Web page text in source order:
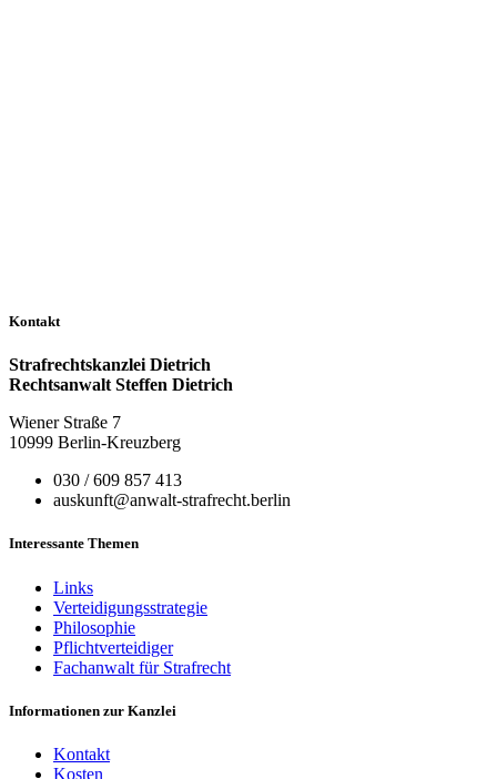
Kontakt
Strafrechtskanzlei Dietrich
Rechtsanwalt Steffen Dietrich
Wiener Straße 7
10999 Berlin-Kreuzberg
030 / 609 857 413
auskunft@anwalt-strafrecht.berlin
Interessante Themen
Links
Verteidigungsstrategie
Philosophie
Pflichtverteidiger
Fachanwalt für Strafrecht
Informationen zur Kanzlei
Kontakt
Kosten